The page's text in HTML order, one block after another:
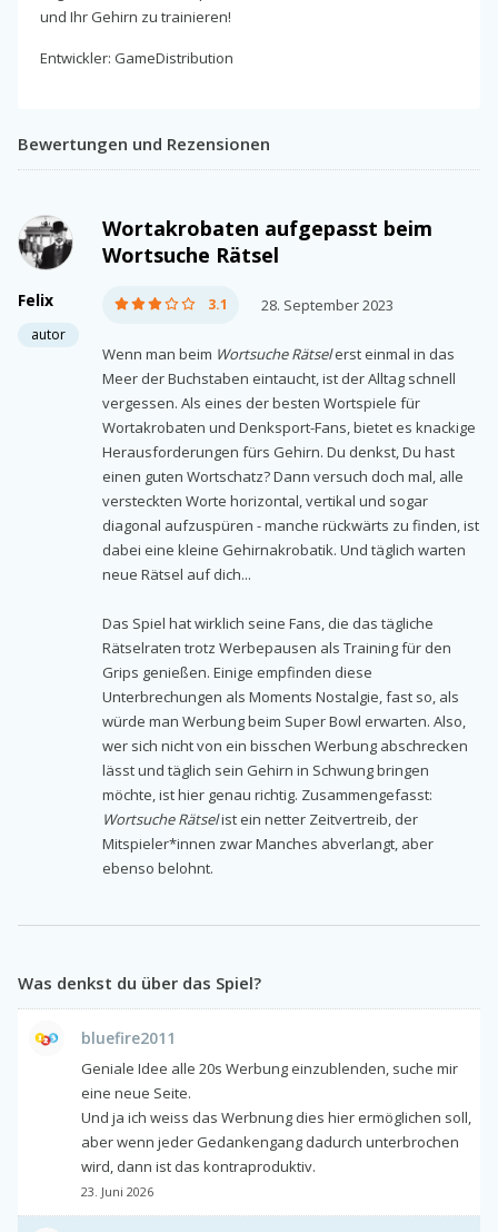
und Ihr Gehirn zu trainieren!
Entwickler: GameDistribution
Bewertungen und Rezensionen
Felix
autor
Wortakrobaten aufgepasst beim
Wortsuche Rätsel
3.1 28. September 2023
Wenn man beim Wortsuche Rätselerst einmal in das
Meer der Buchstaben eintaucht, ist der Alltag schnell
vergessen. Als eines der besten Wortspiele für
Wortakrobaten und Denksport-Fans, bietet es knackige
Herausforderungen fürs Gehirn. Du denkst, Du hast
einen guten Wortschatz? Dann versuch doch mal, alle
versteckten Worte horizontal, vertikal und sogar
diagonal aufzuspüren - manche rückwärts zu finden, ist
dabei eine kleine Gehirnakrobatik. Und täglich warten
neue Rätsel auf dich...
Das Spiel hat wirklich seine Fans, die das tägliche
Rätselraten trotz Werbepausen als Training für den
Grips genießen. Einige empfinden diese
Unterbrechungen als Moments Nostalgie, fast so, als
würde man Werbung beim Super Bowl erwarten. Also,
wer sich nicht von ein bisschen Werbung abschrecken
lässt und täglich sein Gehirn in Schwung bringen
möchte, ist hier genau richtig. Zusammengefasst:
Wortsuche Rätselist ein netter Zeitvertreib, der
Mitspieler*innen zwar Manches abverlangt, aber
ebenso belohnt.
Was denkst du über das Spiel?
bluefire2011
Geniale Idee alle 20s Werbung einzublenden, suche mir
eine neue Seite.
Und ja ich weiss das Werbnung dies hier ermöglichen soll,
aber wenn jeder Gedankengang dadurch unterbrochen
wird, dann ist das kontraproduktiv.
23. Juni 2026